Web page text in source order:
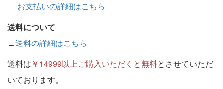
∟ お支払いの詳細はこちら
送料について
∟送料の詳細はこちら
送料は ￥14999以上ご購入いただくと無料とさせていただ
いております。